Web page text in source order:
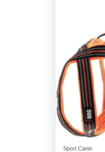
Sport Canin